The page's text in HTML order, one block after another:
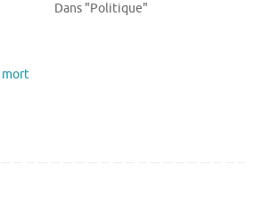
Dans "Politique"
mort